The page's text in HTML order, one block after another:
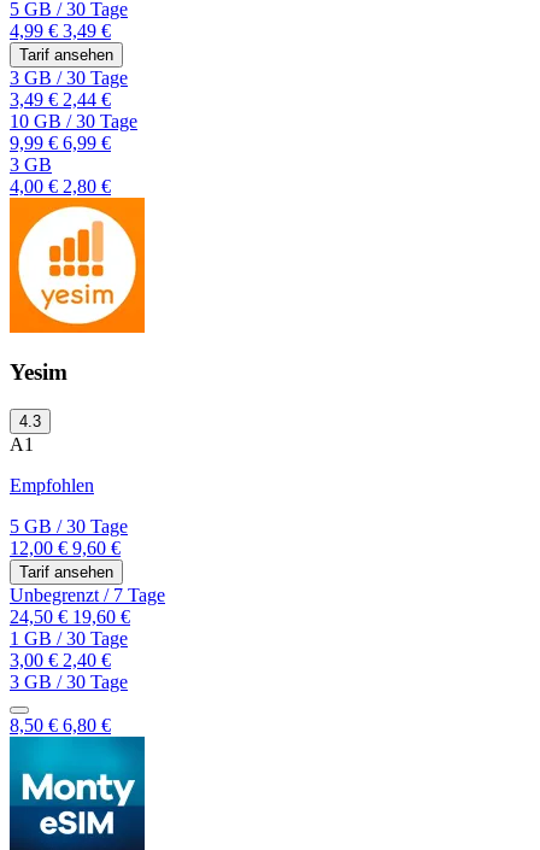
5 GB /30 Tage
4,99 € 3,49 €
Tarif ansehen
3 GB /30 Tage
3,49 € 2,44 €
10 GB /30 Tage
9,99 € 6,99 €
3 GB
4,00 € 2,80 €
Yesim
4.3
A1
Empfohlen
5 GB /30 Tage
12,00 € 9,60 €
Tarif ansehen
Unbegrenzt /7 Tage
24,50 € 19,60 €
1 GB /30 Tage
3,00 € 2,40 €
3 GB /30 Tage
8,50 € 6,80 €